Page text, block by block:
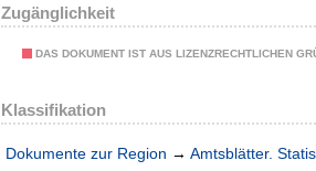
Zugänglichkeit
DAS DOKUMENT IST AUS LIZENZRECHTLICHEN
Klassifikation
Dokumente zur Region → Amtsblätter.